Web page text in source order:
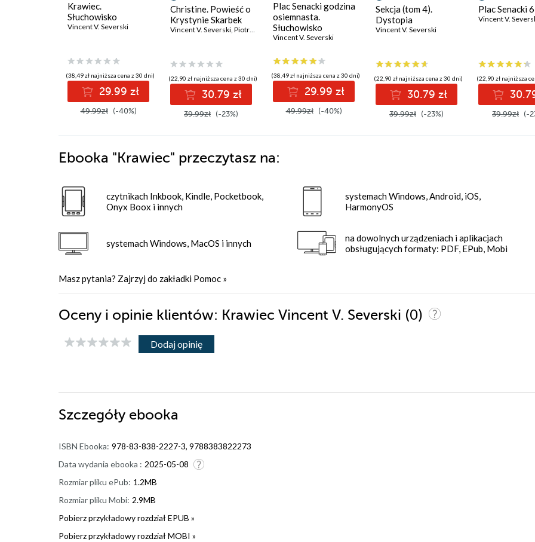
Krawiec.
Słuchowisko
Vincent V. Severski
(38,49 zł najniższa cena z 30 dni)
29.99 zł
49.99zł (-40%)
Christine. Powieść o
Krystynie Skarbek
Vincent V. Severski, Piotr Niemczyk
(22,90 zł najniższa cena z 30 dni)
30.79 zł
39.99zł (-23%)
Plac Senacki godzina
osiemnasta.
Słuchowisko
Vincent V. Severski
(38,49 zł najniższa cena z 30 dni)
29.99 zł
49.99zł (-40%)
Sekcja (tom 4).
Dystopia
Vincent V. Severski
(22,90 zł najniższa cena z 30 dni)
30.79 zł
39.99zł (-23%)
Plac Senacki
Vincent V.
(22,90 zł najniższa
39.99zł (-
Ebooka "Krawiec" przeczytasz na:
czytnikach Inkbook, Kindle, Pocketbook,
Onyx Boox i innych
systemach Windows, MacOS i innych
systemach Windows, Android, iOS,
HarmonyOS
na dowolnych urządzeniach i aplikacjach
obsługujących formaty: PDF, EPub, Mobi
Masz pytania? Zajrzyj do zakładki Pomoc »
Oceny i opinie klientów: Krawiec Vincent V. Severski (0)
Dodaj opinię
Szczegóły ebooka
ISBN Ebooka: 978-83-838-2227-3, 9788383822273
Data wydania ebooka : 2025-05-08
Rozmiar pliku ePub: 1.2MB
Rozmiar pliku Mobi: 2.9MB
Pobierz przykładowy rozdział EPUB »
Pobierz przykładowy rozdział MOBI »